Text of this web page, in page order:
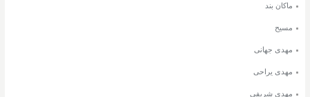
ماکان بند
مسیح
مهدی جهانی
مهدی یراحی
مهدی شریفی